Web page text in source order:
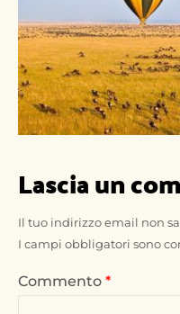
Lascia un
Il tuo indirizzo email non
I campi obbligatori sono
Commento *